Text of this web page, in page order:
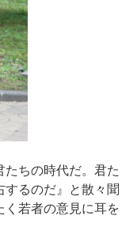
たちの時代だ。君た
するのだ』と散々聞
く若者の意見に耳を